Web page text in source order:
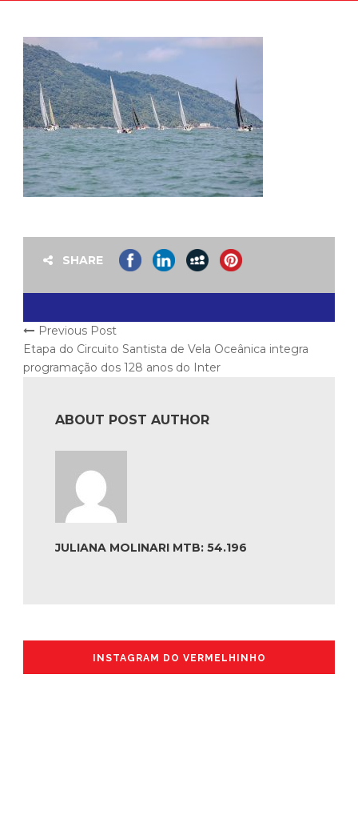
SHARE
Previous Post
Etapa do Circuito Santista de Vela Oceânica integra
programação dos 128 anos do Inter
ABOUT POST AUTHOR
JULIANA MOLINARI MTB: 54.196
INSTAGRAM DO VERMELHINHO